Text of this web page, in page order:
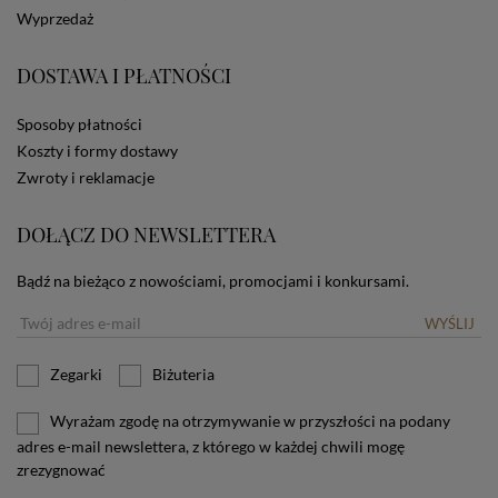
zamieszczane w urządzeniu końcowym każdego
stosowanie plików cookies powinien zmienić
ustawienia swojej przeglądarki.
Wyprzedaż
DOSTAWA I PŁATNOŚCI
Sposoby płatności
Koszty i formy dostawy
Zwroty i reklamacje
DOŁĄCZ DO NEWSLETTERA
Bądź na bieżąco z nowościami, promocjami i konkursami.
WYŚLIJ
Zegarki Biżuteria
Wyrażam zgodę na otrzymywanie w przyszłości na podany
adres e-mail newslettera, z którego w każdej chwili mogę
zrezygnować